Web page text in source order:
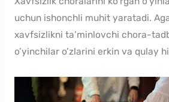
uchun ishonchli muhit yaratadi.
xavfsizlikni ta’minlovchi chora-
o’yinchilar o’zlarini erkin va qulay